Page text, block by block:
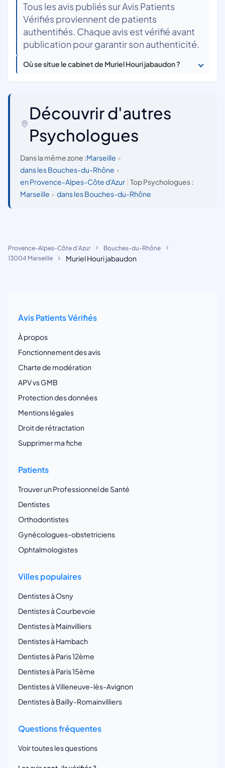
Tous les avis publiés sur Avis Patients
Vérifiés proviennent de patients
authentifiés. Chaque avis est vérifié avant
publication pour garantir son authenticité.
Où se situe le cabinet de Muriel Houri jabaudon ?
Découvrir d'autres
Psychologues
Dans la même zone :Marseille •
dans les Bouches-du-Rhône •
en Provence-Alpes-Côte d'Azur
Top Psychologues :
Marseille • dans les Bouches-du-Rhône
Provence-Alpes-Côte d'Azur
Bouches-du-Rhône
13004 Marseille
Muriel Houri jabaudon
Avis Patients Vérifiés
À propos
Fonctionnement des avis
Charte de modération
APV vs GMB
Protection des données
Mentions légales
Droit de rétractation
Supprimer ma fiche
Patients
Trouver un Professionnel de Santé
Dentistes
Orthodontistes
Gynécologues-obstetriciens
Ophtalmologistes
Villes populaires
Dentistes à Osny
Dentistes à Courbevoie
Dentistes à Mainvilliers
Dentistes à Hambach
Dentistes à Paris 12ème
Dentistes à Paris 15ème
Dentistes à Villeneuve-lès-Avignon
Dentistes à Bailly-Romainvilliers
Questions fréquentes
Voir toutes les questions